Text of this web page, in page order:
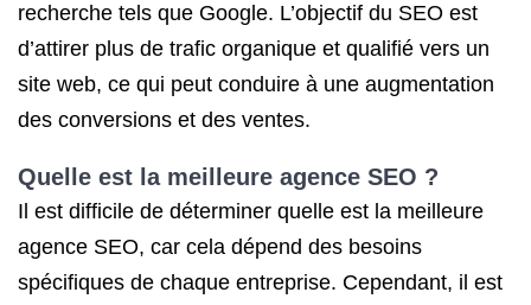
recherche tels que Google. L’objectif du SEO est
d’attirer plus de trafic organique et qualifié vers un
site web, ce qui peut conduire à une augmentation
des conversions et des ventes.
Quelle est la meilleure agence SEO ?
Il est difficile de déterminer quelle est la meilleure
agence SEO, car cela dépend des besoins
spécifiques de chaque entreprise. Cependant, il est